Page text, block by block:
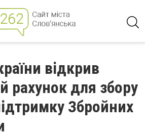
відкрив
рахунок для збору
Збройних